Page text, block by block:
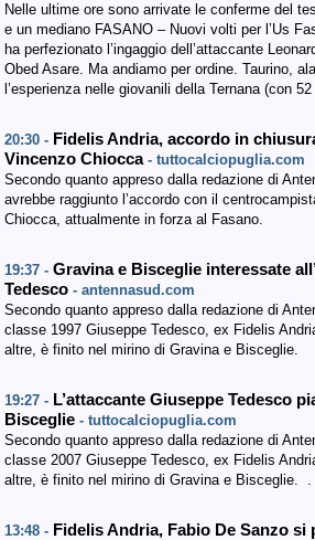
Nelle ultime ore sono arrivate le conferme del
e un mediano FASANO – Nuovi volti per l’Us
ha perfezionato l’ingaggio dell’attaccante
Obed Asare. Ma andiamo per ordine. Taurino,
l’esperienza nelle giovanili della Ternana (con
20:30 - Fidelis Andria, accordo in
Vincenzo Chiocca - tuttocalciopuglia.com
Secondo quanto appreso dalla redazione di
avrebbe raggiunto l’accordo con il
Chiocca, attualmente in forza al Fasano.
19:37 - Gravina e Bisceglie interessate
Tedesco - antennasud.com
Secondo quanto appreso dalla redazione di
classe 1997 Giuseppe Tedesco, ex Fidelis
altre, è finito nel mirino di Gravina e Bisceglie.
19:27 - L’attaccante Giuseppe Tedesco
Bisceglie - tuttocalciopuglia.com
Secondo quanto appreso dalla redazione di
classe 2007 Giuseppe Tedesco, ex Fidelis
altre, è finito nel mirino di Gravina e Bisceglie. .
13:48 - Fidelis Andria, Fabio De Sanzo si